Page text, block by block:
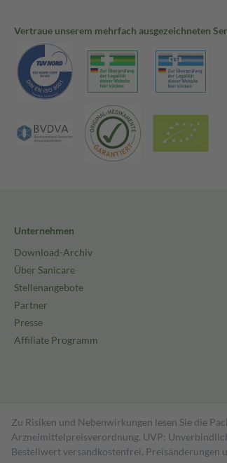
Vertraue unserem mehrfach ausgezeichneten
Unternehmen
Download-Archiv
Über Sanicare
Stellenangebote
Partner
Presse
Affiliate Programm
Zu Risiken und Nebenwirkungen lesen Sie die
Arzneimittelpreisverordnung. UVP:
Bestell­wert versand­kosten­frei.